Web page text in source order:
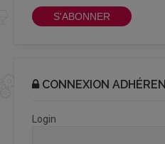
S'ABONNER
CONNEXION
Login